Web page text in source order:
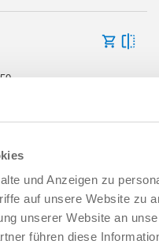
und Anzeigen zu
auf unsere Website zu
unserer Website an
führen diese